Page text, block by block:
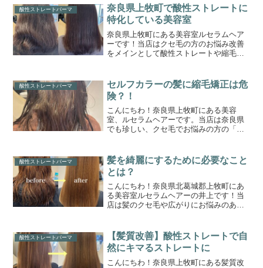
と思っております。時期を問わずクセ毛
にお悩み方は多く、当店に...
酸性ストレートパーマ
奈良県上牧町で酸性ストレートに
特化している美容室
奈良県上牧町にある美容室ルセラムヘア
ーです！当店はクセ毛の方のお悩み改善
をメインとして酸性ストレートや縮毛矯
はなく、柔らかみのあるデザイン性のス
トレートヘアピンピンにならない縮毛矯
正など。クセ毛や、うねる髪を改善して
お手入れが簡単になる髪型をご提案して
おります。お悩みをお持ちの方に少しで
もご参考になれればと思います…
酸性ストレートパーマ
セルフカラーの髪に縮毛矯正は危
険？！
こんにちわ！奈良県上牧町にある美容
室、ルセラムヘアーです。当店は奈良県
でも珍しい、クセ毛でお悩みの方の「ク
お役立ちできれば嬉しく思います。本日
のゲスト様のご紹介です。縮...
酸性ストレートパーマ
髪を綺麗にするために必要なこと
とは？
こんにちわ！奈良県北葛城郡上牧町にあ
る美容室ルセラムヘアーの井上です！当
店は髪のクセ毛や広がりにお悩みのある
になれればと思います。さて髪を綺麗に
見せるために必要なことと...
酸性ストレートパーマ
【髪質改善】酸性ストレートで自
然にキマるストレートに
こんにちわ！奈良県上牧町にある髪質改